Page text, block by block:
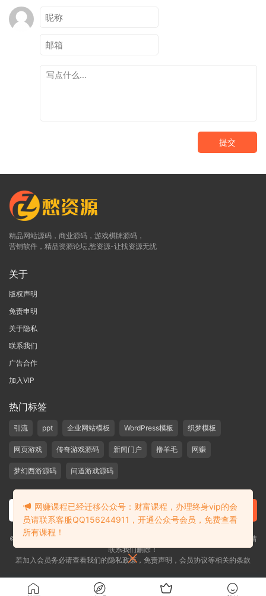
提交
精品网站源码，商业源码，游戏棋牌源码，
营销软件，精品资源论坛,愁资源-让找资源无忧
关于
版权声明
免责申明
关于隐私
联系我们
广告合作
加入VIP
热门标签
引流 ppt 企业网站模板 WordPress模板 织梦模板
网页游戏 传奇游戏源码 新闻门户 撸羊毛 网赚
梦幻西游源码 问道游戏源码
©2019-2020 愁资源 站内大部分资源收集于网络，若侵犯了您的合法权益，请
联系我们删除！
若加入会员务必请查看我们的隐私政策，免责声明，会员协议等相关的条款
网赚课程已经迁移公众号：财富课程，办理终身vip的会
员请联系客服QQ156244911，开通公众号会员，免费查看
所有课程！